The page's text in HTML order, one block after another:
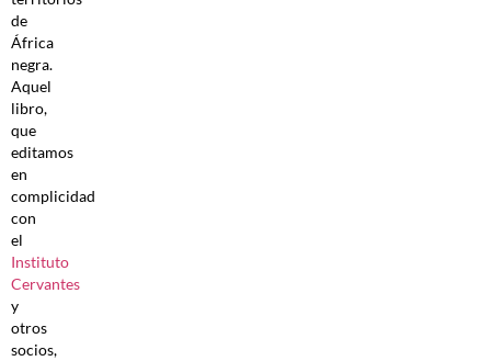
de
África
negra.
Aquel
libro,
que
editamos
en
complicidad
con
el
Instituto
Cervantes
y
otros
socios,